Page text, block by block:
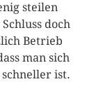
steilen
doch
Betrieb
man sich
ist.